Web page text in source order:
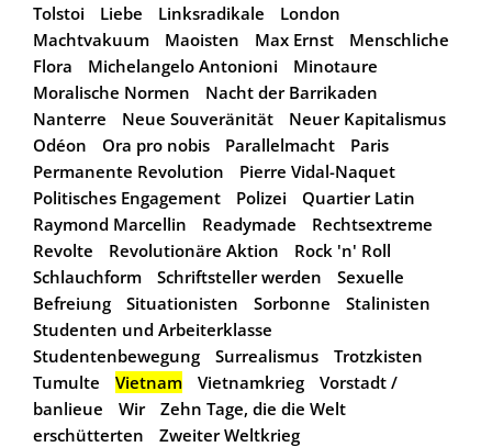
Tolstoi
Liebe Linksradikale
London
Machtvakuum
Maoisten Max Ernst
Menschliche
Flora
Michelangelo Antonioni
Minotaure
Moralische Normen
Nacht der Barrikaden
Nanterre
Neue Souveränität
Neuer Kapitalismus
Odéon
Ora pro nobis Parallelmacht
Paris
Permanente Revolution
Pierre Vidal-Naquet
Politisches Engagement
Polizei
Quartier Latin
Raymond Marcellin
Readymade
Rechtsextreme
Revolte
Revolutionäre Aktion
Rock 'n' Roll
Schlauchform
Schriftsteller werden
Sexuelle
Befreiung
Situationisten Sorbonne
Stalinisten
Studenten und Arbeiterklasse
Studentenbewegung
Surrealismus
Trotzkisten
Tumulte
Vietnam Vietnamkrieg
Vorstadt /
banlieue
Wir
Zehn Tage, die die Welt
erschütterten
Zweiter Weltkrieg